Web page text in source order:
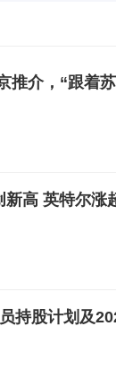
推介，“跟着
高 英特尔涨
持股计划及